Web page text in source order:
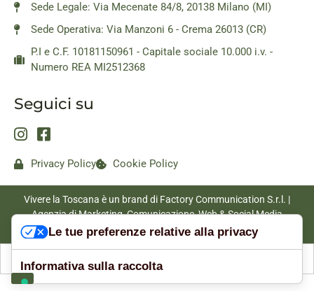
Sede Legale: Via Mecenate 84/8, 20138 Milano (MI)
Sede Operativa: Via Manzoni 6 - Crema 26013 (CR)
P.I e C.F. 10181150961 - Capitale sociale 10.000 i.v. -
Numero REA MI2512368
Seguici su
Privacy Policy Cookie Policy
Vivere la Toscana è un brand di Factory Communication S.r.l. |
Agenzia di Marketing, Comunicazione, Web & Social Media
|www.factorycommunication.it
Le tue preferenze relative alla privacy
Informativa sulla raccolta